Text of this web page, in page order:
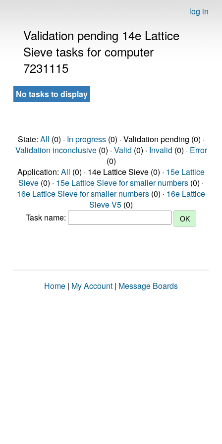
log in
Validation pending 14e Lattice
Sieve tasks for computer
7231115
No tasks to display
State: All (0) · In progress(0) · Validation pending (0) ·
Validation inconclusive(0) · Valid (0) · Invalid (0) · Error
(0)
Application: All (0) · 14e Lattice Sieve (0) · 15e Lattice
Sieve (0) · 15e Lattice Sieve for smaller numbers (0) ·
16e Lattice Sieve for smaller numbers (0) · 16e Lattice
Sieve V5 (0)
Task name:
Home | My Account | Message Boards